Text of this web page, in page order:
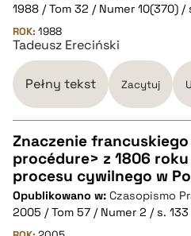
pobierz cytat
BIBTEX
pobierz cytat
1988 / Tom 32 / Numer 10(370) /
ROK: 1988
Tadeusz Ereciński
Pełny tekst Zacytuj
CZYSTY TEKST
pobierz cytat
Znaczenie francuskiego
procédure> z 1806
procesu cywilnego w
Opublikowano w: Czasopismo
2005 / Tom 57 / Numer 2 / s. 133